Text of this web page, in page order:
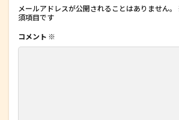
メールアドレスが公開されることはありません。
須項目です
コメント ※